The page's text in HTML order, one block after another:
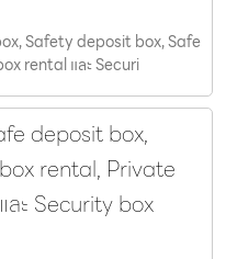
Safety deposit box, Safe
rental และ Securi
deposit box,
rental, Private
ะ Security box